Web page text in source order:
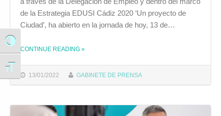
Alternar alto contraste
Alternar tamaño de letra
13/01/2022 GABINETE DE PRENSA
de la Estrategia EDUSI Cádiz 2020 ‘Un proyecto de
Ciudad’, ha abierto en la jornada de hoy, 13 de…
CONTINUE READING THE "EL AYUNTAMIENTO ABRE LA CONVOCATORIA PARA PARTICIPAR EN EL PROGRAMA FORMATIVO Y CERTIFICACIÓN EN MATERIA DE SOLDADURA"
»